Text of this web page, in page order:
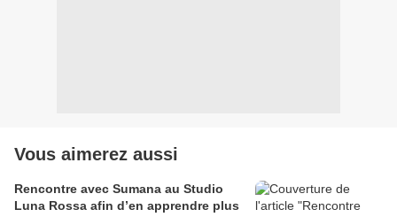
Vous aimerez aussi
Rencontre avec Sumana au Studio
Luna Rossa afin d’en apprendre plus